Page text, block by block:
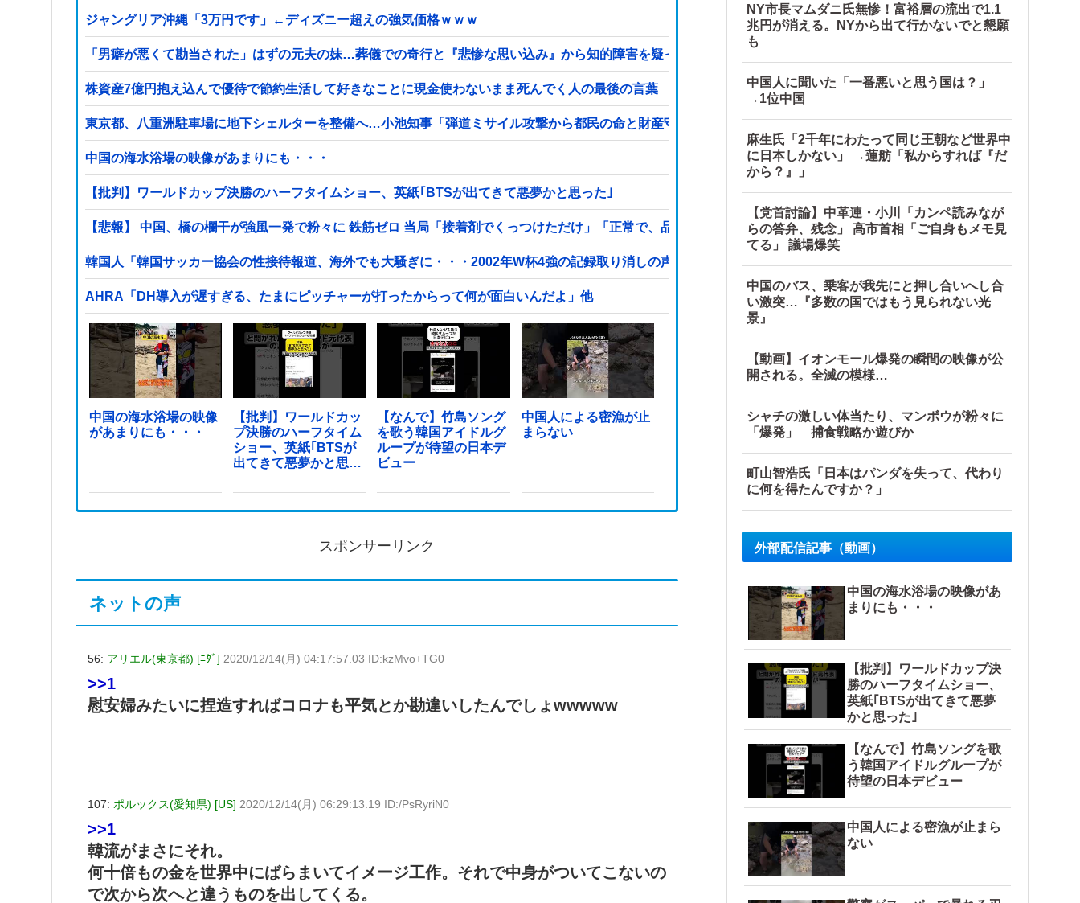
ジャングリア沖縄「3万円です」←ディズニー超えの強気価格ｗｗｗ
「男癖が悪くて勘当された」はずの元夫の妹…葬儀での奇行と『悲惨な思い込み』から知的障害を疑った私→こっそり病院へ誘導し行政保護させた話
株資産7億円抱え込んで優待で節約生活して好きなことに現金使わないまま死んでく人の最後の言葉
東京都、八重洲駐車場に地下シェルターを整備へ…小池知事「弾道ミサイル攻撃から都民の命と財産守る」！
中国の海水浴場の映像があまりにも・・・
【批判】ワールドカップ決勝のハーフタイムショー、英紙｢BTSが出てきて悪夢かと思った｣
【悲報】 中国、橋の欄干が強風一発で粉々に 鉄筋ゼロ 当局「接着剤でくっつけただけ」「正常で、品質問題はない」
韓国人「韓国サッカー協会の性接待報道、海外でも大騒ぎに・・・2002年W杯4強の記録取り消しの声も」→「マジで国の恥だ」「2002年まで疑う価値があ...
AHRA「DH導入が遅すぎる、たまにピッチャーが打ったからって何が面白いんだよ」他
中国の海水浴場の映像
があまりにも・・・
【批判】ワールドカッ
プ決勝のハーフタイム
ショー、英紙｢BTSが
出てきて悪夢かと思っ
【なんで】竹島ソング
を歌う韓国アイドルグ
ループが待望の日本デ
ビュー
中国人による密漁が止
まらない
スポンサーリンク
ネットの声
56: アリエル(東京都) [ﾆﾀﾞ] 2020/12/14(月) 04:17:57.03 ID:kzMvo+TG0
>>1
慰安婦みたいに捏造すればコロナも平気とか勘違いしたんでしょwwwww
107: ポルックス(愛知県) [US] 2020/12/14(月) 06:29:13.19 ID:/PsRyriN0
>>1
韓流がまさにそれ。
何十倍もの金を世界中にばらまいてイメージ工作。それで中身がついてこないの
で次から次へと違うものを出してくる。
NY市長マムダニ氏無惨！富裕層の流出で1.1
兆円が消える。NYから出て行かないでと懇願
も
中国人に聞いた「一番悪いと思う国は？」
→1位中国
麻生氏「2千年にわたって同じ王朝など世界中
に日本しかない」 →蓮舫「私からすれば『だ
から？』」
【党首討論】中革連・小川「カンペ読みなが
らの答弁、残念」 高市首相「ご自身もメモ見
てる」 議場爆笑
中国のバス、乗客が我先にと押し合いへし合
い激突…『多数の国ではもう見られない光
景』
【動画】イオンモール爆発の瞬間の映像が公
開される。全滅の模様…
シャチの激しい体当たり、マンボウが粉々に
「爆発」 捕食戦略か遊びか
町山智浩氏「日本はパンダを失って、代わり
に何を得たんですか？」
外部配信記事（動画）
中国の海水浴場の映像があ
まりにも・・・
【批判】ワールドカップ決
勝のハーフタイムショー、
英紙｢BTSが出てきて悪夢
かと思った｣
【なんで】竹島ソングを歌
う韓国アイドルグループが
待望の日本デビュー
中国人による密漁が止まら
ない